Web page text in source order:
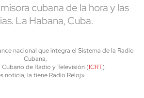
cubana de la hora y las
La Habana, Cuba.
nacional que integra el Sistema de la Radio
Cubana,
de Radio y Televisión (ICRT)
noticia, la tiene Radio Reloj»